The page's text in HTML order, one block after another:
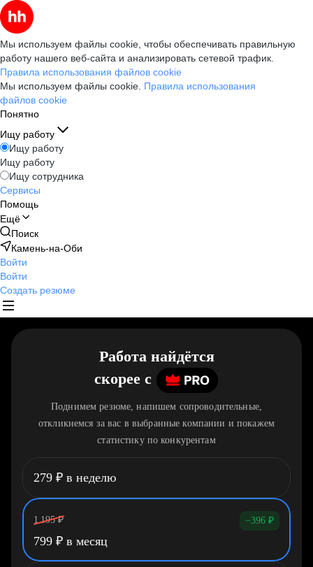
Мы используем файлы cookie, чтобы обеспечивать правильную
работу нашего веб-сайта и анализировать сетевой трафик.
Правила использования файлов cookie
Мы используем файлы cookie. Правила использования
файлов cookie
Понятно
Ищу работу
Ищу работу
Ищу работу
Ищу сотрудника
Сервисы
Помощь
Ещё
Поиск
Камень-на-Оби
Войти
Войти
Создать резюме
Работа найдётся
скорее c
Поднимем резюме, напишем сопроводительные,
откликнемся за вас в выбранные компании и покажем
статистику по конкурентам
279 ₽ в неделю
1 195 ₽ −396 ₽
799 ₽ в месяц